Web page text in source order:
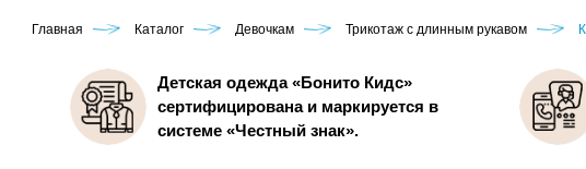
Главная Каталог Девочкам Трикотаж с длинным рукавом
Детская одежда «Бонито Кидс»
сертифицирована и маркируется в
системе «Честный знак».